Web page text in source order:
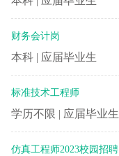
财务会计岗
本科 | 应届毕业生
标准技术工程师
学历不限 | 应届毕业生
仿真工程师2023校园招聘